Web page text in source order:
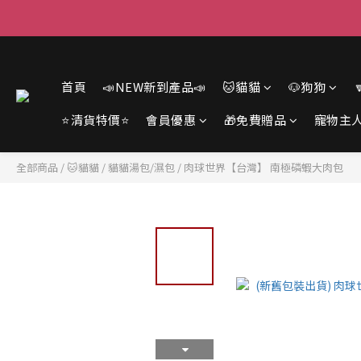
首頁 📣NEW新到產品📣 🐱貓貓 🐶狗狗
⭐清貨特價⭐
會員優惠 🎁免費贈品 寵物主
全部商品 / 🐱貓貓 /貓貓湯包/濕包 / 肉球世界【台灣】 南極磷蝦大肉包